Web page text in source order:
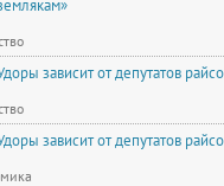
зависит от депутатов
зависит от депутатов